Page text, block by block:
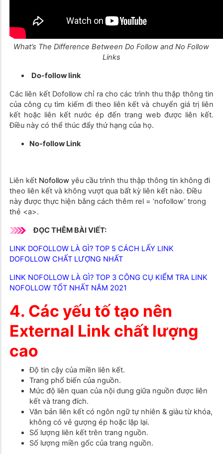
What’s The Difference Between Do Follow and No Follow
Links
Do-follow link
Các liên kết Dofollow chỉ ra cho các trình thu thập thông tin
của công cụ tìm kiếm đi theo liên kết và chuyển giá trị liên
kết hoặc liên kết nước ép đến trang web được liên kết.
Điều này có thể thúc đẩy thứ hạng của họ.
No-follow Link
Liên kết Nofollowyêu cầu trình thu thập thông tin không đi
theo liên kết và không vượt qua bất kỳ liên kết nào. Điều
này được thực hiện bằng cách thêm rel = ‘nofollow’ trong
thẻ <a>.
ĐỌC THÊM BÀI VIẾT:
LINK DOFOLLOW LÀ GÌ? TOP 5 CÁCH LẤY LINK
DOFOLLOW CHẤT LƯỢNG NHẤT
LINK NOFOLLOW LÀ GÌ? TOP 3 CÔNG CỤ KIỂM TRA LINK
NOFOLLOW TỐT NHẤT NĂM 2021
4. Các yếu tố tạo nên
External Link chất lượng
cao
Độ tin cậy của miền liên kết.
Trang phổ biến của nguồn.
Mức độ liên quan của nội dung giữa nguồn được liên
kết và trang đích.
Văn bản liên kết có ngôn ngữ tự nhiên & giàu từ khóa,
không có vẻ gượng ép hoặc lặp lại.
Số lượng liên kết trên trang nguồn.
Số lượng miền gốc của trang nguồn.